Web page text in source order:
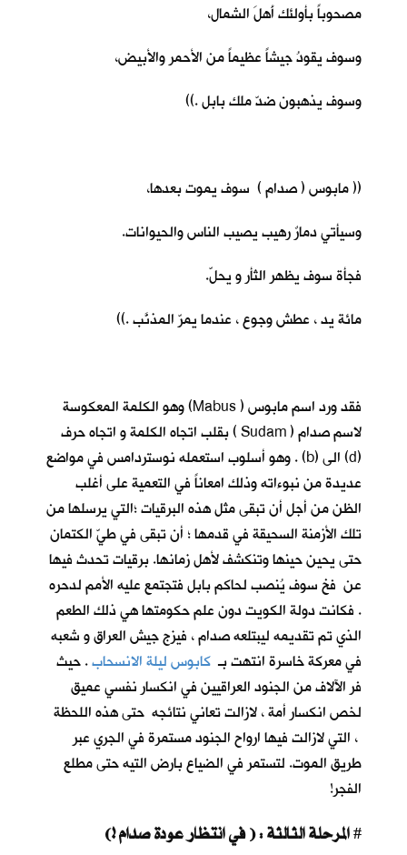
مصحوباً بأولئك أَهلَ الشمال،
وسوف يقودُ جيشاً عظيماً من الأحمر والأبيض،
وسوف يذهبون ضدّ ملك بابل .))
(( مابوس ( صدام ) سوف يموت بعدها،
وسيأتي دمارٌ رهيب يصيب الناس والحيوانات.
فجأة سوف يظهر الثأر و يحلّ.
مائة يد ، عطش وجوع ، عندما يمرّ المذنَّب .))
فقد ورد اسم مابوس ( Mabus) وهو الكلمة المعكوسة
لاسم صدام ( Sudam ) بقلب اتجاه الكلمة و اتجاه حرف
(d) الى (b) . وهو أسلوب استعمله نوستردامس في مواضع
عديدة من نبوءاته وذلك امعاناً في التعمية على أغلب
الظن من أجل أن تبقى مثل هذه البرقيات ؛التي يرسلها من
تلك الأزمنة السحيقة في قدمها ؛ أن تبقى في طيّ الكتمان
حتى يحين حينها وتنكشف لأهل زمانها. برقيات تحدث فيها
عن فخ سوف يُنصب لحاكم بابل فتجتمع عليه الأمم لدحره
. فكانت دولة الكويت دون علم حكومتها هي ذلك الطعم
الذي تم تقديمه ليبتلعه صدام ، فيزج جيش العراق و شعبه
في معركة خاسرة انتهت بـ كابوس ليلة الانسحاب. حيث
فر الآلاف من الجنود العراقيين في انكسار نفسي عميق
لخص انكسار أمة ، لازالت تعاني نتائجه حتى هذه اللحظة
، التي لازالت فيها ارواح الجنود مستمرة في الجري عبر
طريق الموت. لتستمر في الضياع بارض التيه حتى مطلع
الفجر!
#